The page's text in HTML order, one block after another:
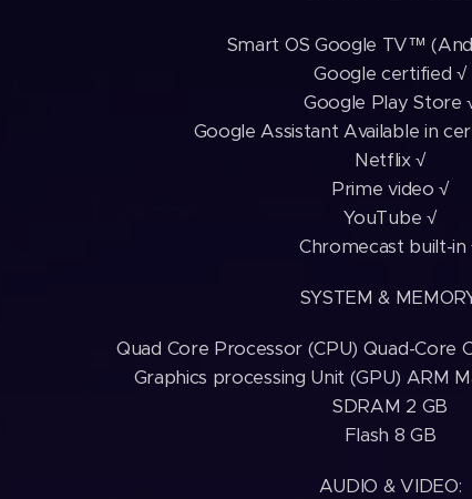
Smart OS Google TV™
Google certified √
Google Play Store
Google Assistant Available in
Netflix √
Prime video √
YouTube √
Chromecast built-in
SYSTEM &
Quad Core Processor (CPU) Quad-Core
Graphics processing Unit (GPU) ARM
SDRAM 2 GB
Flash 8 GB
AUDIO & VIDEO: